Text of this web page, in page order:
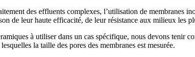
des effluents complexes, l’utilisation de membranes
de leur haute efficacité, de leur résistance aux milieux les
à utiliser dans un cas spécifique, nous devons tenir
la taille des pores des membranes est mesurée.